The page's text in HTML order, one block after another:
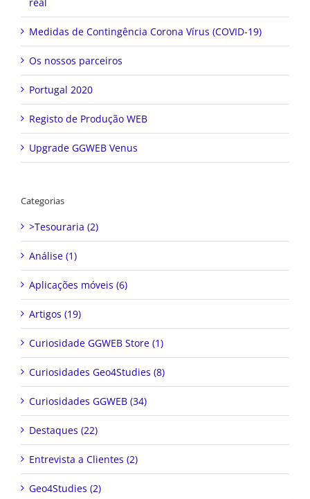
Medidas de Contingência Corona Vírus (COVID-19)
Os nossos parceiros
Portugal 2020
Registo de Produção WEB
Upgrade GGWEB Venus
Categorias
>Tesouraria (2)
Análise (1)
Aplicações móveis (6)
Artigos (19)
Curiosidade GGWEB Store (1)
Curiosidades Geo4Studies (8)
Curiosidades GGWEB (34)
Destaques (22)
Entrevista a Clientes (2)
Geo4Studies (2)